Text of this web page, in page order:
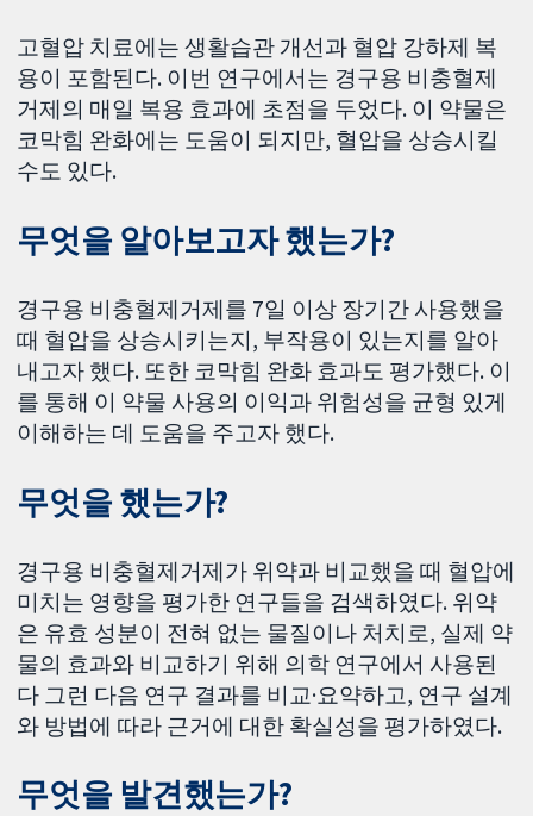
고혈압 치료에는 생활습관 개선과 혈압 강하제 복
용이 포함된다. 이번 연구에서는 경구용 비충혈제
거제의 매일 복용 효과에 초점을 두었다. 이 약물은
코막힘 완화에는 도움이 되지만, 혈압을 상승시킬
수도 있다.
무엇을 알아보고자 했는가?
경구용 비충혈제거제를 7일 이상 장기간 사용했을
때 혈압을 상승시키는지, 부작용이 있는지를 알아
내고자 했다. 또한 코막힘 완화 효과도 평가했다. 이
를 통해 이 약물 사용의 이익과 위험성을 균형 있게
이해하는 데 도움을 주고자 했다.
무엇을 했는가?
경구용 비충혈제거제가 위약과 비교했을 때 혈압에
미치는 영향을 평가한 연구들을 검색하였다. 위약
은 유효 성분이 전혀 없는 물질이나 처치로, 실제 약
물의 효과와 비교하기 위해 의학 연구에서 사용된
다 그런 다음 연구 결과를 비교·요약하고, 연구 설계
와 방법에 따라 근거에 대한 확실성을 평가하였다.
무엇을 발견했는가?